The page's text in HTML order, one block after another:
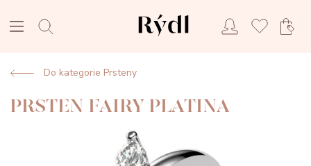
Do kategorie Prsteny
PRSTEN FAIRY PLATINA